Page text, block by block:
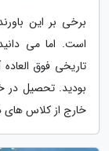
برخی بر این
است. اما می
تاریخی فوق
بودید. تحصیل در
خارج از کلاس های